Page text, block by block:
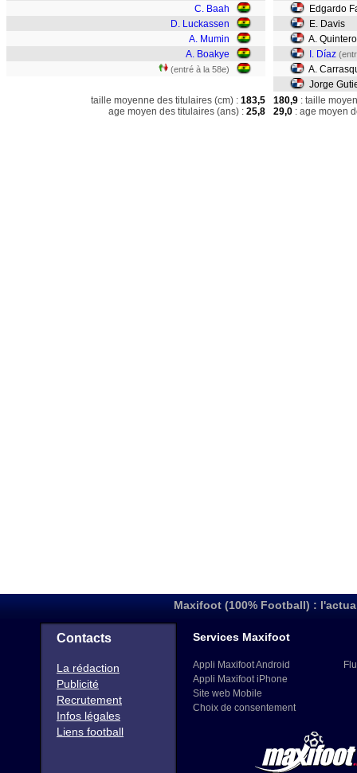
C. Baah
D. Luckassen
A. Mumin
A. Boakye
(entré à la 58e)
Edgardo
E. Davis
A. Quintero
I. Díaz
A.
Jorge
taille moyenne des titulaires (cm) : 183,5
age moyen des titulaires (ans) : 25,8
180,9 : taille
29,0 : age moyen
Maxifoot (100% Football) :
Contacts
La rédaction
Publicité
Recrutement
Infos légales
Liens football
Services Maxifoot
Appli Maxifoot Android
Appli Maxifoot iPhone
Site web Mobile
Choix de consentement